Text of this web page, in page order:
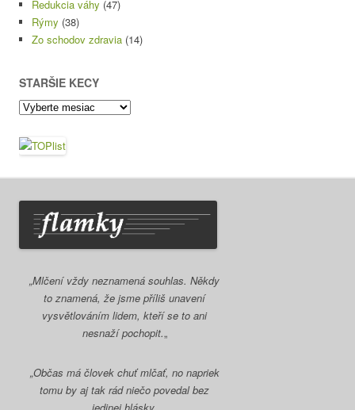
Redukcia váhy (47)
Rýmy (38)
Zo schodov zdravia (14)
STARŠIE KECY
Staršie
kecy
„Mlčení vždy neznamená souhlas. Někdy
to znamená, že jsme příliš unavení
vysvětlováním lidem, kteří se to ani
nesnaží pochopit.„
„Občas má človek chuť mlčať, no napriek
tomu by aj tak rád niečo povedal bez